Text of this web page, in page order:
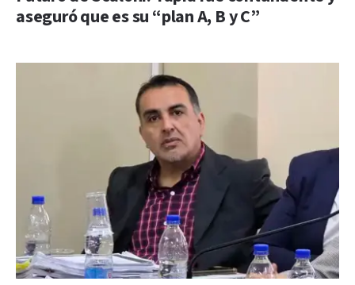
aseguró que es su “plan A, B y C”